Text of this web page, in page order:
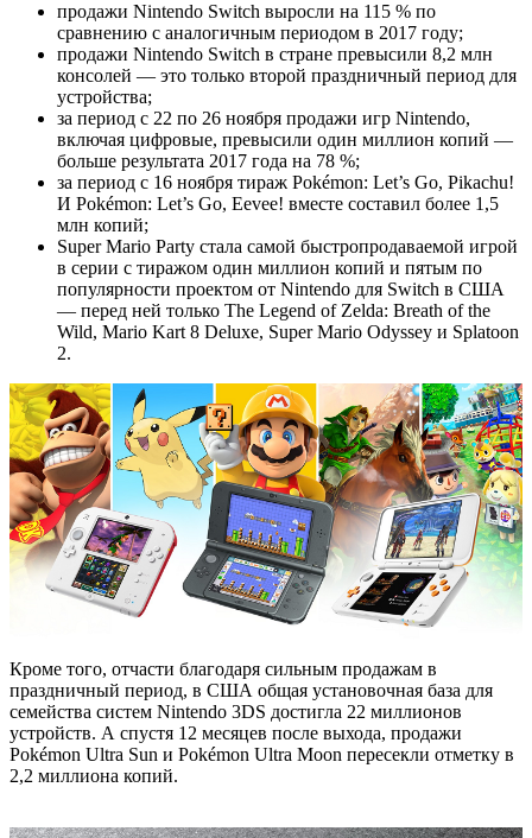
продажи Nintendo Switch выросли на 115 % по
сравнению с аналогичным периодом в 2017 году;
продажи Nintendo Switch в стране превысили 8,2 млн
консолей — это только второй праздничный период для
устройства;
за период с 22 по 26 ноября продажи игр Nintendo,
включая цифровые, превысили один миллион копий —
больше результата 2017 года на 78 %;
за период с 16 ноября тираж Pokémon: Let’s Go, Pikachu!
И Pokémon: Let’s Go, Eevee! вместе составил более 1,5
млн копий;
Super Mario Party стала самой быстропродаваемой игрой
в серии с тиражом один миллион копий и пятым по
популярности проектом от Nintendo для Switch в США
— перед ней только The Legend of Zelda: Breath of the
Wild, Mario Kart 8 Deluxe, Super Mario Odyssey и Splatoon
2.
Кроме того, отчасти благодаря сильным продажам в
праздничный период, в США общая установочная база для
семейства систем Nintendo 3DS достигла 22 миллионов
устройств. А спустя 12 месяцев после выхода, продажи
Pokémon Ultra Sun и Pokémon Ultra Moon пересекли отметку в
2,2 миллиона копий.